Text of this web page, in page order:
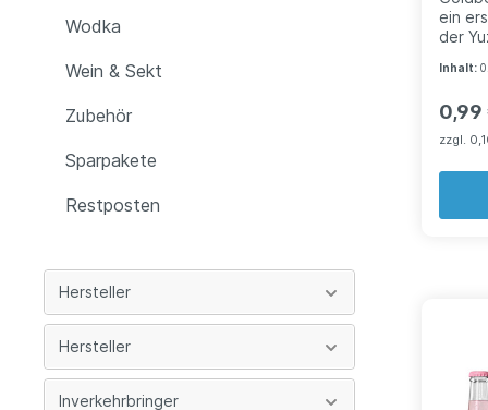
Wodka
Wein & Sekt
Zubehör
Sparpakete
Restposten
Hersteller
Hersteller
Inverkehrbringer
ein
der
einer
Im
den
Inhalt:
0,99
zzgl.